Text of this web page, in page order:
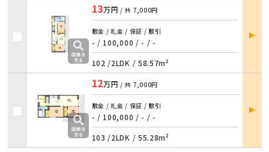
13万円 / 共 7,000円
敷金 / 礼金 / 保証 / 敷引
- / 100,000 / - / -
102 /2LDK / 58.57m²
部屋
詳細
12万円 / 共 7,000円
敷金 / 礼金 / 保証 / 敷引
- / 100,000 / - / -
103 /2LDK / 55.28m²
部屋
詳細